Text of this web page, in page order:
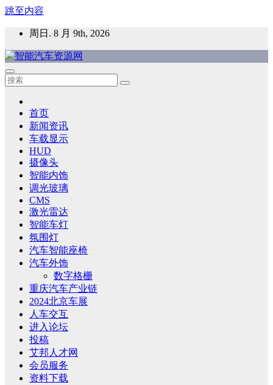
跳至内容
周日. 8 月 9th, 2026
智能汽车资源网
智能表面，智能内饰，新能源汽车，HMI，人车交互，智能车
首页
新闻资讯
车载显示
HUD
摄像头
智能内饰
调光玻璃
CMS
激光雷达
智能车灯
氛围灯
汽车智能座椅
汽车外饰
数字格栅
重庆汽车产业链
2024北京车展
人车交互
进入论坛
投稿
艾邦人才网
会员服务
资料下载